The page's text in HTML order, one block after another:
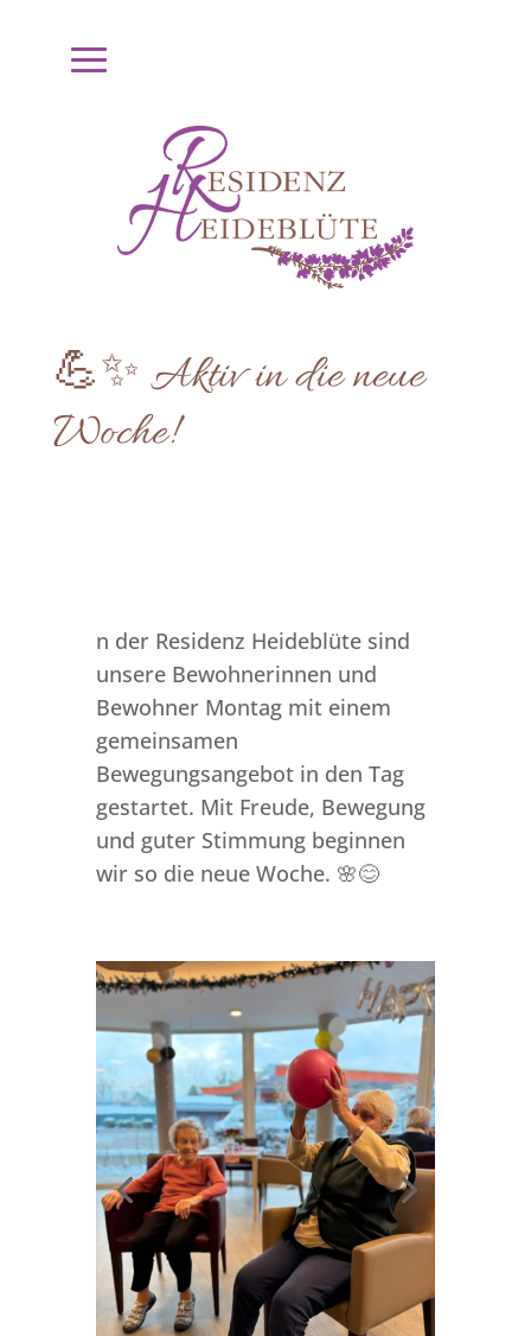
💪✨ Aktiv in die neue
Woche!
n der Residenz Heideblüte sind
unsere Bewohnerinnen und
Bewohner Montag mit einem
gemeinsamen
Bewegungsangebot in den Tag
gestartet. Mit Freude, Bewegung
und guter Stimmung beginnen
wir so die neue Woche. 🌸😊